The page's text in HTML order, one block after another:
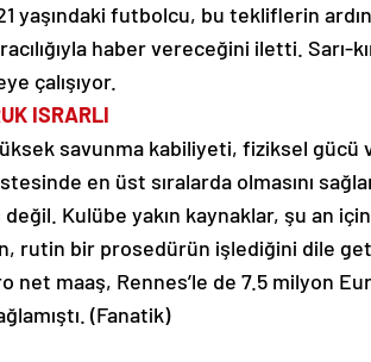
yaşındaki futbolcu, bu tekliflerin
haber vereceğini iletti. Sarı-
çalışıyor.
ISRARLI
savunma kabiliyeti, fiziksel gücü
en üst sıralarda olmasını
Kulübe yakın kaynaklar, şu an
rutin bir prosedürün işlediğini dile
net maaş, Rennes’le de 7.5 milyon
(Fanatik)